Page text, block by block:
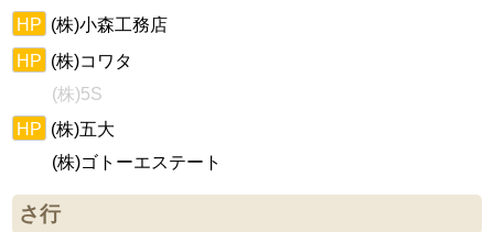
HP (株)小森工務店
HP (株)コワタ
(株)5S
HP (株)五大
(株)ゴトーエステート
さ行